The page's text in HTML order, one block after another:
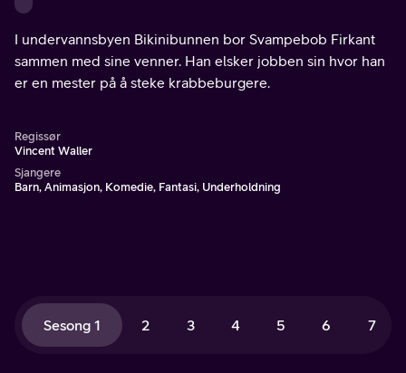
I undervannsbyen Bikinibunnen bor Svampebob Firkant
sammen med sine venner. Han elsker jobben sin hvor han
er en mester på å steke krabbeburgere.
Regissør
Vincent Waller
Sjangere
Barn, Animasjon, Komedie, Fantasi, Underholdning
Sesong 1 2 3 4 5 6 7